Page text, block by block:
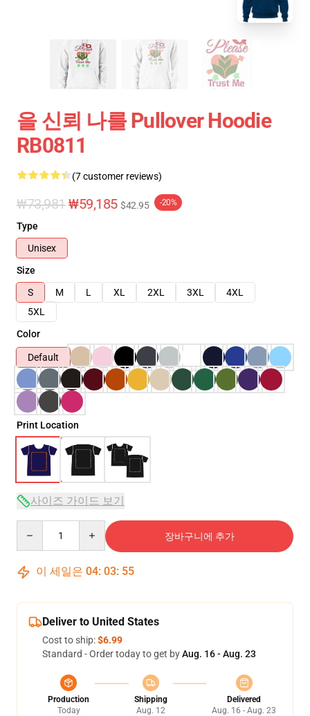
을 신뢰 나를 Pullover Hoodie
RB0811
(7 customer reviews)
₩73,981 ₩59,185 $42.95 -20%
Type
Unisex
Size
S
M L XL 2XL 3XL
4XL
5XL
Color
Default
Print Location
사이즈 가이드 보기
장바구니에 추가
이 세일은 04: 03: 54
Deliver to United States
Cost to ship:$6.99
Standard - Order today to get byAug. 16 - Aug. 23
Production
Today
Shipping
Aug. 12
Delivered
Aug. 16 - Aug. 23